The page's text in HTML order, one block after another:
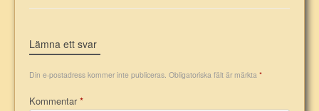
Lämna ett svar
Din e-postadress kommer inte publiceras. Obligatoriska fält är märkta *
Kommentar*